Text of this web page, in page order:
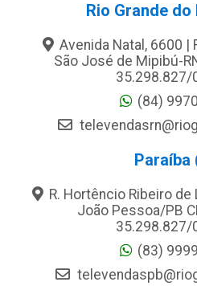
Rio Grande do
Avenida Natal, 6600 |
São José de Mipibú-
35.298.827/
(84)
Paraíba
R. Hortêncio Ribeiro de
João Pessoa/PB
35.298.827/
(83)